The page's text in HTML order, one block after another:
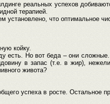
реальных успехов
терапией.
что оптимальное
койку.
есть. Но вот беда – они
в запас (т.е. в жир),
живота?
успеха в росте. Остальное